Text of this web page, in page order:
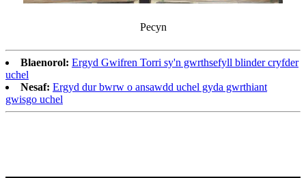
Pecyn
Blaenorol: Ergyd Gwifren Torri sy'n gwrthsefyll blinder cryfder
uchel
Nesaf: Ergyd dur bwrw o ansawdd uchel gyda gwrthiant
gwisgo uchel